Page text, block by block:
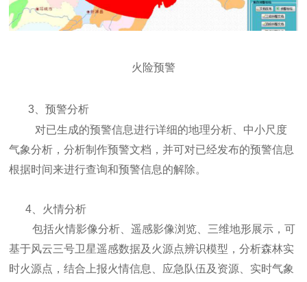
火险预警
3、预警分析
对已生成的预警信息进行详细的地理分析、中小尺度
气象分析，分析制作预警文档，并可对已经发布的预警信息
根据时间来进行查询和预警信息的解除。
4、火情分析
包括火情影像分析、遥感影像浏览、三维地形展示，可
基于风云三号卫星遥感数据及火源点辨识模型，分析森林实
时火源点，结合上报火情信息、应急队伍及资源、实时气象